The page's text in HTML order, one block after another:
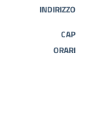
INDIRIZZO
CAP
ORARI